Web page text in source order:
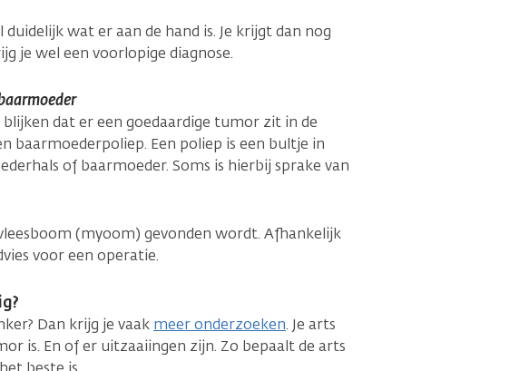
wat er aan de hand is. Je krijgt dan nog
je wel een voorlopige diagnose.
dat er een goedaardige tumor zit in de
baarmoederpoliep. Een poliep is een bultje in
of baarmoeder. Soms is hierbij sprake van
(myoom) gevonden wordt. Afhankelijk
voor een operatie.
Dan krijg je vaak meer onderzoeken. Je arts
is. En of er uitzaaiingen zijn. Zo bepaalt de arts